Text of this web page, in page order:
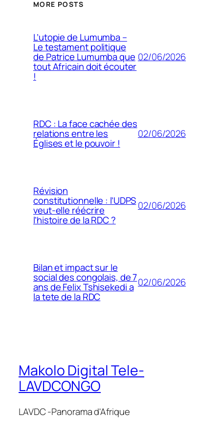
MORE POSTS
L’utopie de Lumumba –
Le testament politique
de Patrice Lumumba que
tout Africain doit écouter
!
02/06/2026
RDC : La face cachée des
relations entre les
Églises et le pouvoir !
02/06/2026
Révision
constitutionnelle : l’UDPS
veut-elle réécrire
l’histoire de la RDC ?
02/06/2026
Bilan et impact sur le
social des congolais, de 7
ans de Felix Tshisekedi a
la tete de la RDC
02/06/2026
Makolo Digital Tele-
LAVDCONGO
LAVDC -Panorama d'Afrique